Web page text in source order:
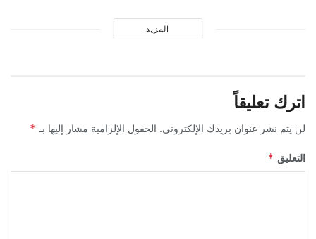
المزيد
اترك تعليقاً
لن يتم نشر عنوان بريدك الإلكتروني. الحقول الإلزامية مشار إليها بـ *
التعليق *